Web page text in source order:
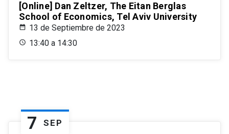
[Online] Dan Zeltzer, The Eitan Berglas
School of Economics, Tel Aviv University
13 de Septiembre de 2023
13:40 a 14:30
7 SEP